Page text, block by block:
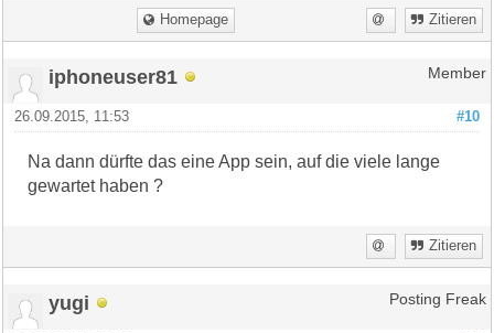
Homepage Zitieren
iphoneuser81 Member
#10
26.09.2015, 11:53
Na dann dürfte das eine App sein, auf die viele lange
gewartet haben ?
Zitieren
yugi Posting Freak